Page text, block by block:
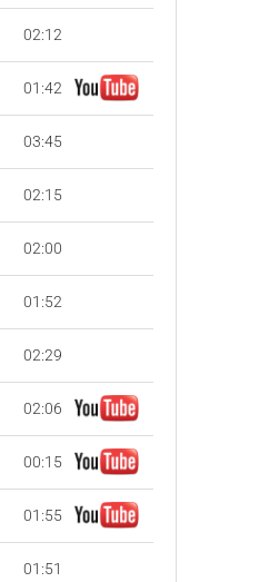
02:12
01:42
03:45
02:15
02:00
01:52
02:29
02:06
00:15
01:55
01:51